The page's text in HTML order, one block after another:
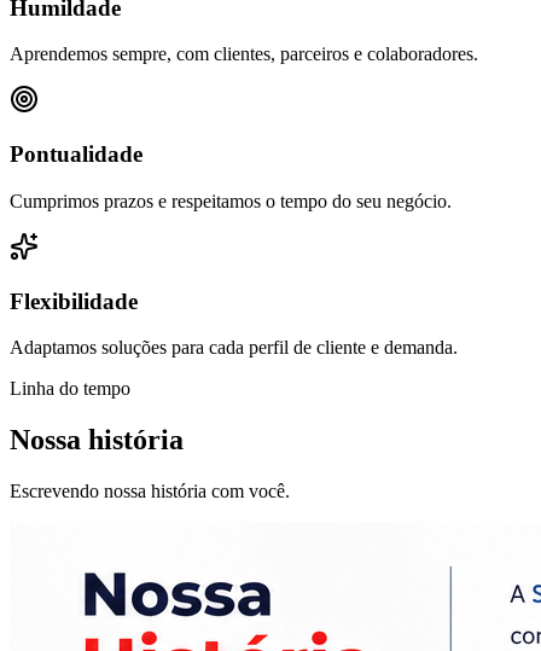
Humildade
Aprendemos sempre, com clientes, parceiros e colaboradores.
Pontualidade
Cumprimos prazos e respeitamos o tempo do seu negócio.
Flexibilidade
Adaptamos soluções para cada perfil de cliente e demanda.
Linha do tempo
Nossa história
Escrevendo nossa história com você.